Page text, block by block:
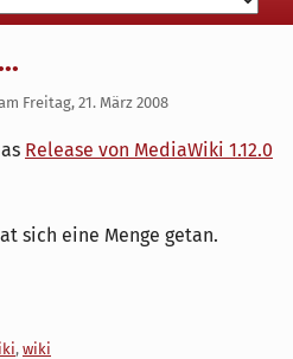
Freitag, 21. März 2008
Release von MediaWiki 1.12.0
sich eine Menge getan.
, wiki